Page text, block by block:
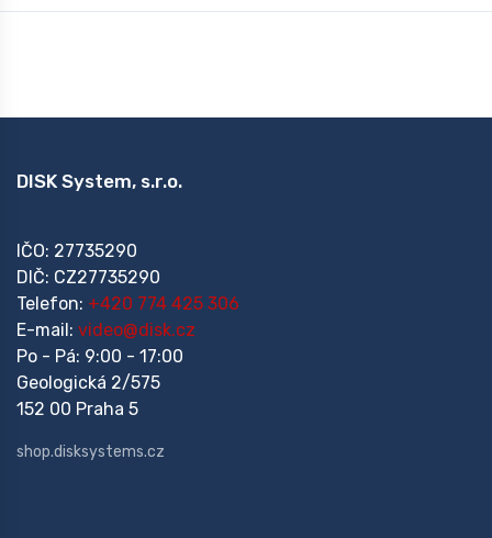
DISK System, s.r.o.
IČO: 27735290
DIČ: CZ27735290
Telefon: +420 774 425 306
E-mail: video@disk.cz
Po - Pá: 9:00 - 17:00
Geologická 2/575
152 00 Praha 5
shop.disksystems.cz